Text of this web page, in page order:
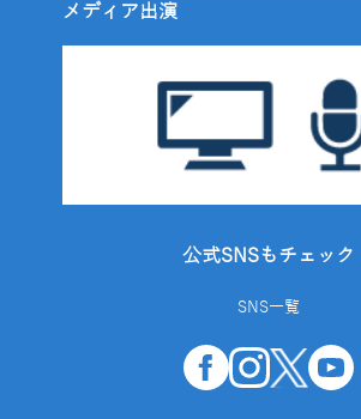
メディア出演
公式SNSもチェック
SNS一覧